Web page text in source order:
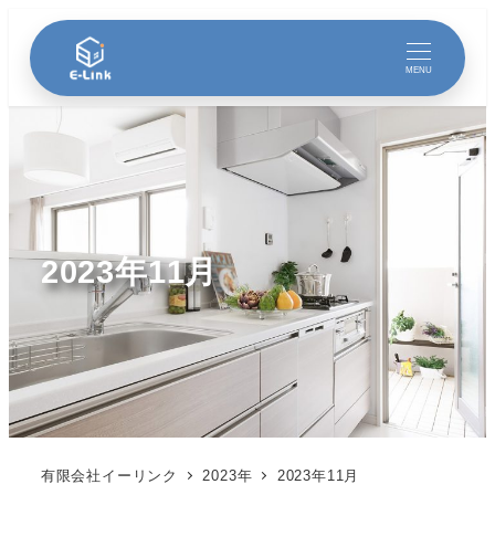
MENU
2023年11月
有限会社イーリンク 2023年 2023年11月